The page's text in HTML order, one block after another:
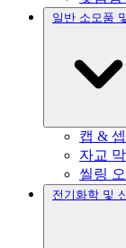
일반 소모품
캡 &
자교
씰링
전기화학 및